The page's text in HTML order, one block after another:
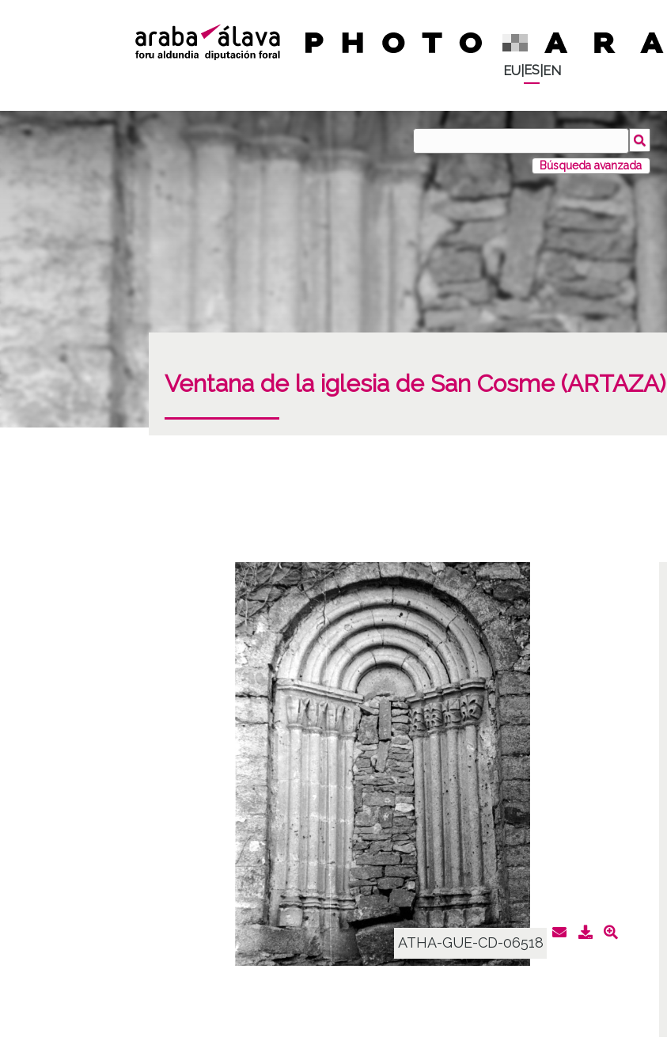
EU| ES| EN
Búsqueda avanzada
Ventana de la iglesia de San Cosme (ARTAZA)
ATHA-GUE-CD-06518